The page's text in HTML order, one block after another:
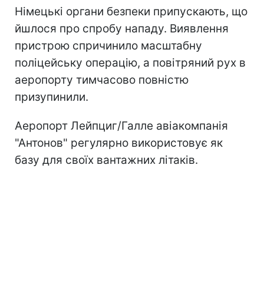
Німецькі органи безпеки припускають, що
йшлося про спробу нападу. Виявлення
пристрою спричинило масштабну
поліцейську операцію, а повітряний рух в
аеропорту тимчасово повністю
призупинили.
Аеропорт Лейпциг/Галле авіакомпанія
"Антонов" регулярно використовує як
базу для своїх вантажних літаків.